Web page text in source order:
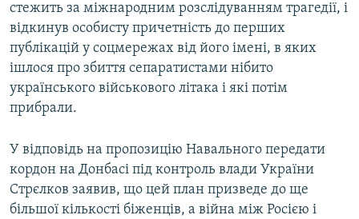
стежить за міжнародним розслідуванням трагедії, і
відкинув особисту причетність до перших
публікацій у соцмережах від його імені, в яких
ішлося про збиття сепаратистами нібито
українського військового літака і які потім
прибрали.
У відповідь на пропозицію Навального передати
кордон на Донбасі під контроль влади України
Стрєлков заявив, що цей план призведе до ще
більшої кількості біженців, а війна між Росією і